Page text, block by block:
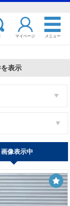
マイページ メニュー
表示
画像表示中